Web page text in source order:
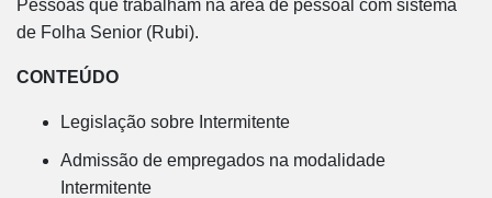
Pessoas que trabalham na área de pessoal com sistema
de Folha Senior (Rubi).
CONTEÚDO
Legislação sobre Intermitente
Admissão de empregados na modalidade
Intermitente